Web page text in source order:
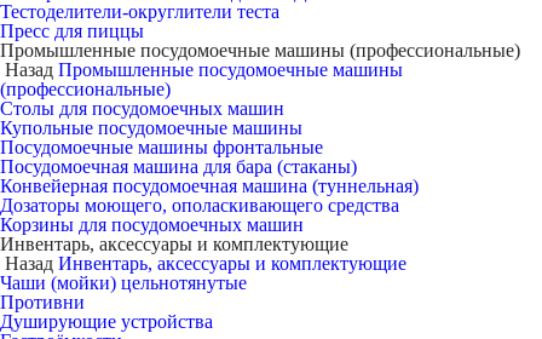
Тестоделители-округлители теста
Пресс для пиццы
Промышленные посудомоечные машины (профессиональные)
Назад Промышленные посудомоечные машины
(профессиональные)
Столы для посудомоечных машин
Купольные посудомоечные машины
Посудомоечные машины фронтальные
Посудомоечная машина для бара (стаканы)
Конвейерная посудомоечная машина (туннельная)
Дозаторы моющего, ополаскивающего средства
Корзины для посудомоечных машин
Инвентарь, аксессуары и комплектующие
Назад Инвентарь, аксессуары и комплектующие
Чаши (мойки) цельнотянутые
Противни
Душирующие устройства